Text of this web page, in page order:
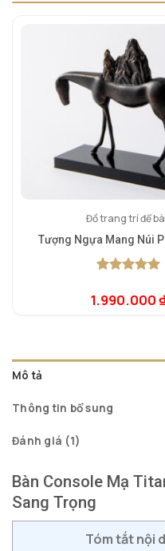
Đồ trang trí để
Tượng Ngựa Mang Núi
dựa trên
đánh giá
1.990.000
Mô tả
Thông tin bổ sung
Đánh giá (1)
Bàn Console Mạ
Sang Trọng
Tóm tắt nội